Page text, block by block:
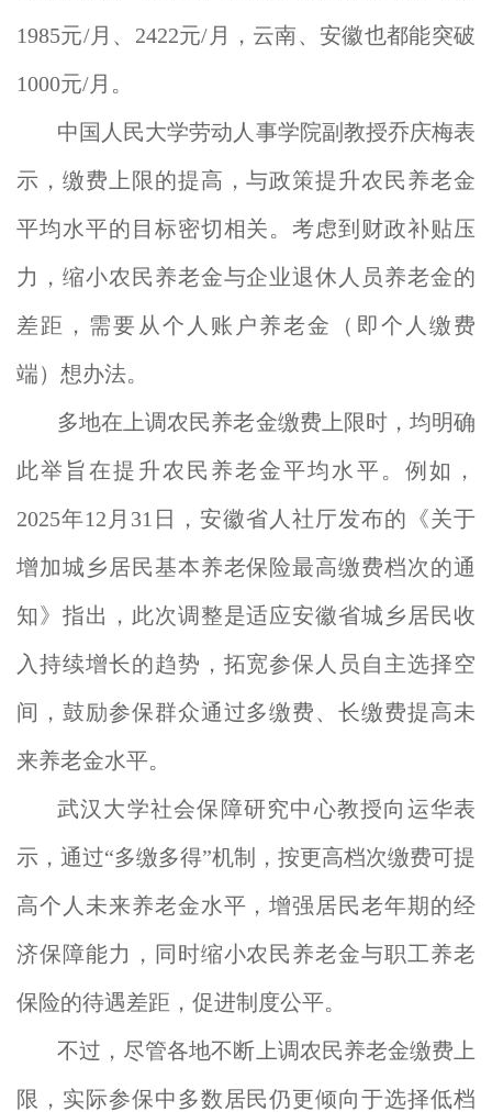
1985元/月、2422元/月，云南、安徽也都能突破
1000元/月。
中国人民大学劳动人事学院副教授乔庆梅表
示，缴费上限的提高，与政策提升农民养老金
平均水平的目标密切相关。考虑到财政补贴压
力，缩小农民养老金与企业退休人员养老金的
差距，需要从个人账户养老金（即个人缴费
端）想办法。
多地在上调农民养老金缴费上限时，均明确
此举旨在提升农民养老金平均水平。例如，
2025年12月31日，安徽省人社厅发布的《关于
增加城乡居民基本养老保险最高缴费档次的通
知》指出，此次调整是适应安徽省城乡居民收
入持续增长的趋势，拓宽参保人员自主选择空
间，鼓励参保群众通过多缴费、长缴费提高未
来养老金水平。
武汉大学社会保障研究中心教授向运华表
示，通过“多缴多得”机制，按更高档次缴费可提
高个人未来养老金水平，增强居民老年期的经
济保障能力，同时缩小农民养老金与职工养老
保险的待遇差距，促进制度公平。
不过，尽管各地不断上调农民养老金缴费上
限，实际参保中多数居民仍更倾向于选择低档